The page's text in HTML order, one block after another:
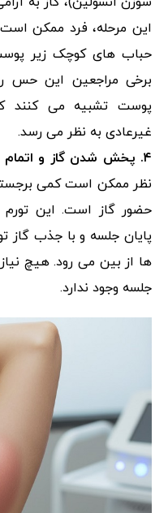
این مرحله، فرد ممکن
حباب های کوچک زیر
برخی مراجعین این حس
پوست تشبیه می کنند
غیرعادی به نظر می رسد.
۴. پخش شدن گاز و اتمام جلسه:
نظر ممکن است کمی
حضور گاز است. این
پایان جلسه و با جذب گاز
ها از بین می رود. هیچ
جلسه وجود ندارد.